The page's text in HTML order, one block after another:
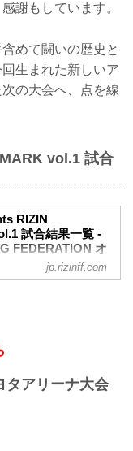
謝もしています。
めて闘いの歴史と
生まれた新しいア
の大会へ、点を線
vol.1 試合
RIZIN
試合結果一覧 -
FEDERATION オ
5分 3R（68.0kg）
ルワンマッチ 鈴木博
jp.rizinff.com
タアリーナ大会